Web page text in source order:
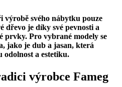
výrobě svého nábytku pouze
dřevo je díky své pevnosti a
prvky. Pro vybrané modely se
jako je dub a jasan, která
a estetiku.
výrobce Fameg